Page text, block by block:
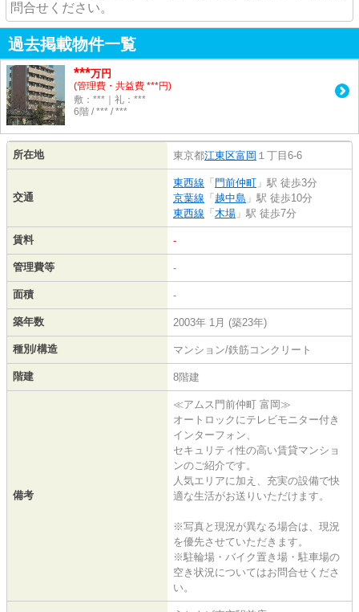
問合せください。
過去掲載物件一覧
***万円
(管理費・共益費 ***円)
敷：***｜礼：***
6階 / *** / ***
所在地 東京都江東区富岡 １丁目6-6
交通
東西線 「 門前仲町 」駅 徒歩3分
京葉線 「 越中島 」駅 徒歩10分
東西線 「 木場 」駅 徒歩7分
賃料 -
管理費等 -
面積 -
築年数 2003年 1月 (築23年)
種別/構造 マンション/鉄筋コンクリート
階建 8階建
備考
≪アムス門前仲町 富岡≫
オートロックにテレビモニター付き
インターフォン、
セキュリティ性の高い賃貸マンショ
ンのご紹介です。
人気エリアに加え、充実の設備で快
適な生活がお送りいただけます。
※写真と現況が異なる場合は、現況
を優先させていただきます。
※駐輪場・バイク置き場・駐車場の
空き状況についてはお問合せくださ
い。